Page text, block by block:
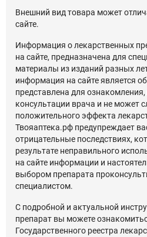
Внешний вид товара может
сайте.
Информация о лекарственных
на сайте, предназначена для
материалы из изданий разных
информация на сайте является
представлена для ознакомления,
консультации врача и не может
положительного эффекта
Твояаптека.рф предупреждает
отрицательные последствиях,
результате неправильного
на сайте информации и
выбором препарата
специалистом.
С подробной и актуальной
препарат вы можете
Государственного реестра